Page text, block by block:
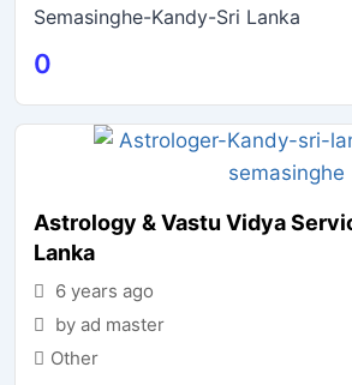
Semasinghe-Kandy-Sri Lanka
0
Astrology & Vastu Vidya
Lanka
6 years ago
by ad master
Other